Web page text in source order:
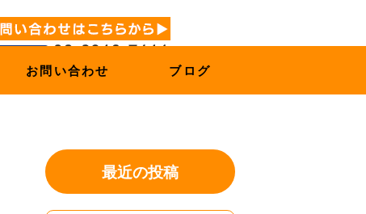
お問い合わせ ブログ
最近の投稿